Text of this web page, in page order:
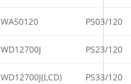
WA50120 PS03/120
WD12700J PS23/120
WD12700J(LCD) PS33/120